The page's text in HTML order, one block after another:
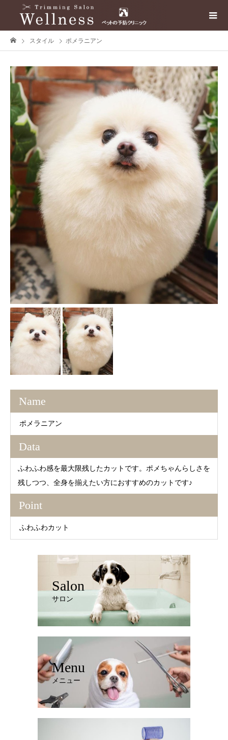
スタイル ポメラニアン
Name
ポメラニアン
Data
ふわふわ感を最大限残したカットです。ポメちゃんらしさを
残しつつ、全身を揃えたい方におすすめのカットです♪
Point
ふわふわカット
Salon
サロン
Menu
メニュー